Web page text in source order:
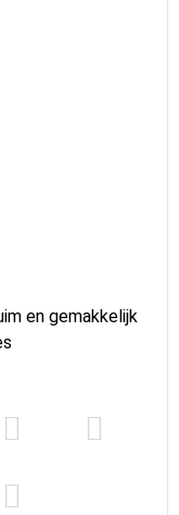
en gemakkelijk